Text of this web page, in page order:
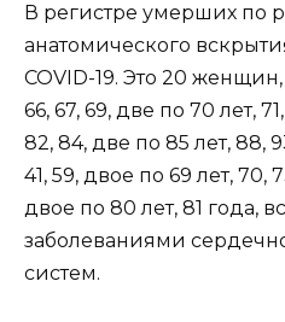
В регистре умерших по
анатомического
COVID-19. Это 20 женщин,
66, 67, 69, две по 70 лет,
82, 84, две по 85 лет, 88,
41, 59, двое по 69 лет, 70,
двое по 80 лет, 81 года,
заболеваниями
систем.